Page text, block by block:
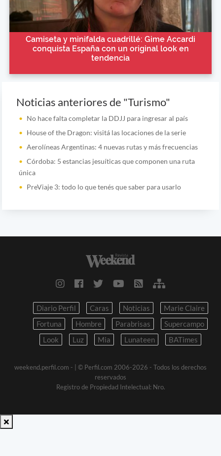
Camiseta y minifalda cuadrillé: Gime Accardi
conquista España con un original look en
tendencia
Noticias anteriores de "Turismo"
No hace falta completar la DDJJ para ingresar al país
House of the Dragon: visitá las locaciones de la serie
Aerolíneas Argentinas: 4 nuevas rutas y más frecuencias
Córdoba: 5 estancias jesuíticas que componen una ruta
única
PreViaje 3: todo lo que tenés que saber para usarlo
Diario Perfil Caras Noticias
Marie Claire
Fortuna
Hombre Parabrisas
Supercampo
Look
Luz Mia Lunateen BATimes
weekend.perfil.com - | © Perfil.com 2006-2026 - Todos los derechos
reservados
Registro de Propiedad Intelectual: Nro.